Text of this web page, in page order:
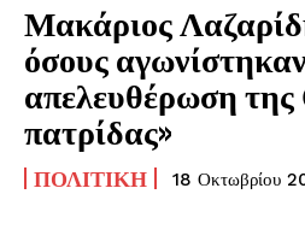
Μακάριος
όσους
απελευθέρωση
πατρίδας»
ΠΟΛΙΤΙΚΉ 18 Οκτωβρίου